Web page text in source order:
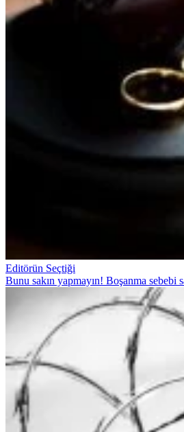
Editörün Seçtiği
Bunu sakın yapmayın! Boşanma sebebi